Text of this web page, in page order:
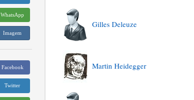
WhatsApp
Imagem
Facebook
Twitter
Gilles Deleuze
Martin Heidegger